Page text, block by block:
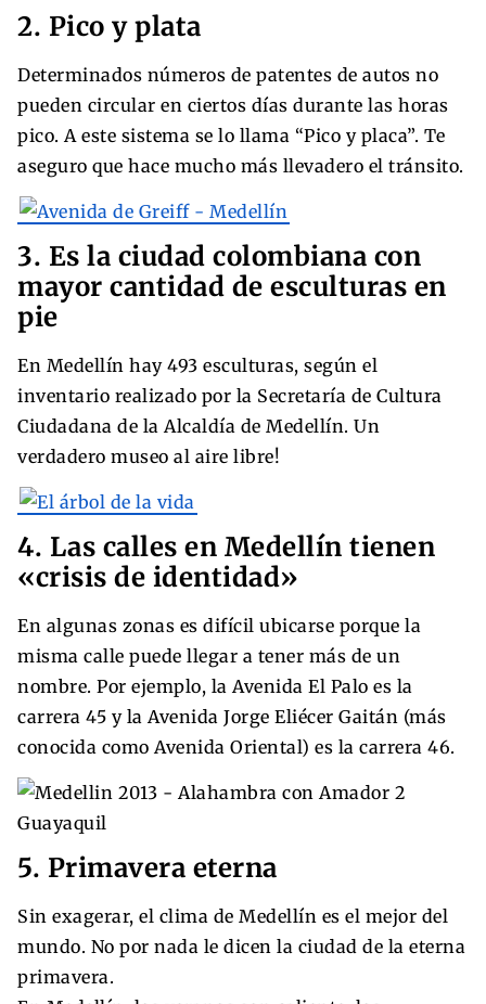
2. Pico y plata
Determinados números de patentes de autos no
pueden circular en ciertos días durante las horas
pico. A este sistema se lo llama “Pico y placa”. Te
aseguro que hace mucho más llevadero el tránsito.
3. Es la ciudad colombiana con
mayor cantidad de esculturas en
pie
En Medellín hay 493 esculturas, según el
inventario realizado por la Secretaría de Cultura
Ciudadana de la Alcaldía de Medellín. Un
verdadero museo al aire libre!
4. Las calles en Medellín tienen
«crisis de identidad»
En algunas zonas es difícil ubicarse porque la
misma calle puede llegar a tener más de un
nombre. Por ejemplo, la Avenida El Palo es la
carrera 45 y la Avenida Jorge Eliécer Gaitán (más
conocida como Avenida Oriental) es la carrera 46.
5. Primavera eterna
Sin exagerar, el clima de Medellín es el mejor del
mundo. No por nada le dicen la ciudad de la eterna
primavera.